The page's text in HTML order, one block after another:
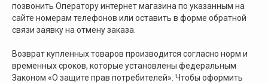
позвонить Оператору интернет магазина по указанным на
сайте номерам телефонов или оставить в форме обратной
связи заявку на отмену заказа.
Возврат купленных товаров производится согласно норм и
временных сроков, которые установлены федеральным
Законом «О защите прав потребителей». Чтобы оформить